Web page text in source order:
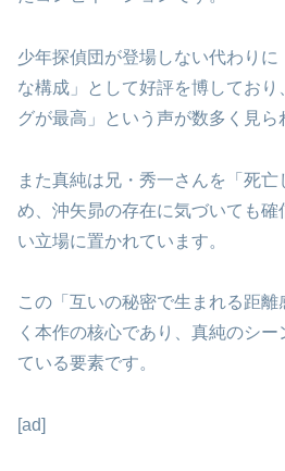
少年探偵団が登場しない代わり
な構成」として好評を博しており
グが最高」という声が数多く見ら
また真純は兄・秀一さんを「死
め、沖矢昴の存在に気づいても
い立場に置かれています。
この「互いの秘密で生まれる距
く本作の核心であり、真純のシー
ている要素です。
[ad]